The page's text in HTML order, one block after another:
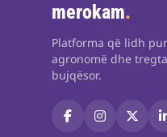
merokam.
Platforma që lidh
agronomë dhe
bujqësor.